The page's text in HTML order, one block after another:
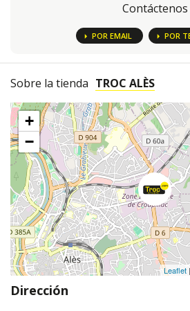
Contáctenos
POR EMAIL POR
Sobre la tienda TROC ALÈS
+
−
Leaflet
Dirección